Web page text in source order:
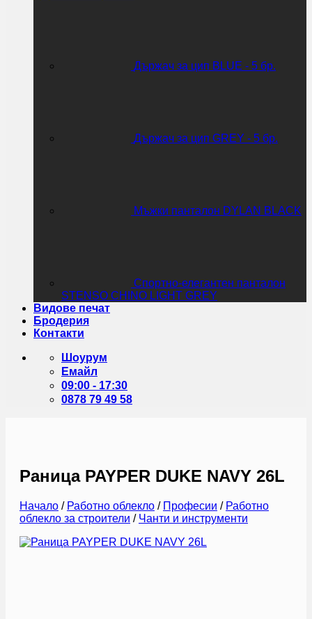
Държач за цип BLUE - 5 бр.
Държач за цип GREY - 5 бр.
Мъжки панталон DYLAN BLACK
Спортно-елегантен панталон
STENSO CHINO LIGHT GREY
Видове печат
Бродерия
Контакти
Шоурум
Емайл
09:00 - 17:30
0878 79 49 58
Раница PAYPER DUKE NAVY 26L
Начало / Работно облекло / Професии / Работно
облекло за строители / Чанти и инструменти